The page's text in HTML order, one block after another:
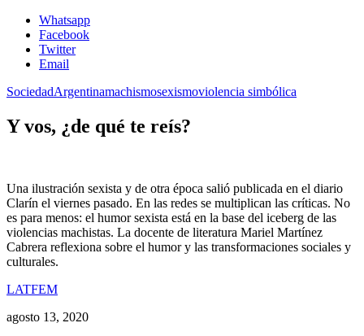
Whatsapp
Facebook
Twitter
Email
SociedadArgentinamachismosexismoviolencia simbólica
Y vos, ¿de qué te reís?
Una ilustración sexista y de otra época salió publicada en el diario
Clarín el viernes pasado. En las redes se multiplican las críticas. No
es para menos: el humor sexista está en la base del iceberg de las
violencias machistas. La docente de literatura Mariel Martínez
Cabrera reflexiona sobre el humor y las transformaciones sociales y
culturales.
LATFEM
agosto 13, 2020